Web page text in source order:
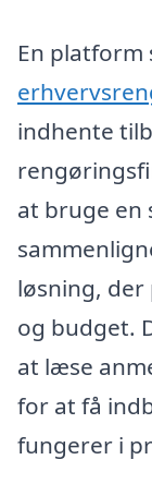
En platform
indhente
at bruge en
løsning, der
og budget.
at læse
for at få
fungerer i